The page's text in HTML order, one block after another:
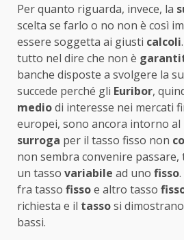
Per quanto riguarda, invece, la
scelta se farlo o no non è così
essere soggetta ai giusti calcoli
tutto nel dire che non è
banche disposte a svolgere la
succede perché gli Euribor,
mediodi interesse nei mercati
europei, sono ancora intorno al
surroga per il tasso fisso non
non sembra convenire
un tasso variabile ad uno fisso
fra tasso fissoe altro tasso
richiesta e il tassosi
bassi.